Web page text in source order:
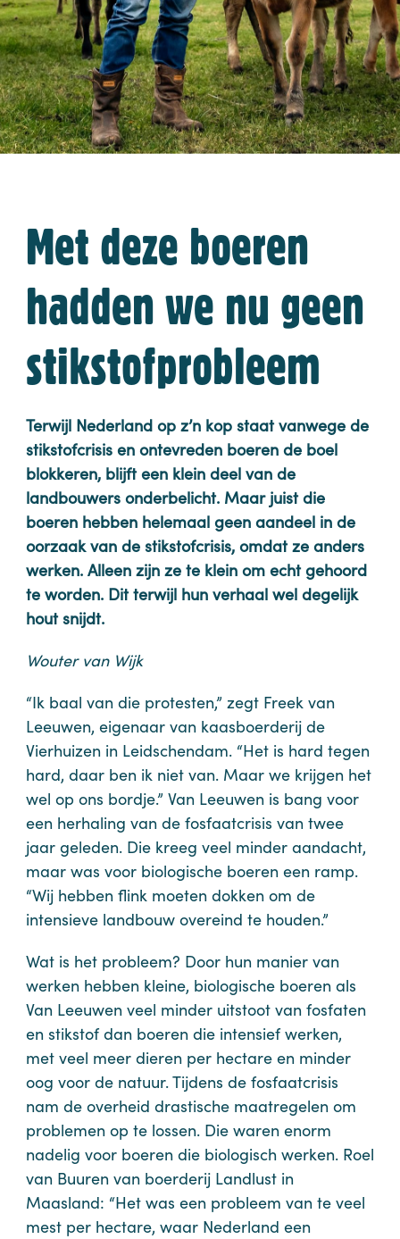
Met deze boeren
hadden we nu geen
stikstofprobleem
Terwijl Nederland op z’n kop staat vanwege de
stikstofcrisis en ontevreden boeren de boel
blokkeren, blijft een klein deel van de
landbouwers onderbelicht. Maar juist die
boeren hebben helemaal geen aandeel in de
oorzaak van de stikstofcrisis, omdat ze anders
werken. Alleen zijn ze te klein om echt gehoord
te worden. Dit terwijl hun verhaal wel degelijk
hout snijdt.
Wouter van Wijk
“Ik baal van die protesten,” zegt Freek van
Leeuwen, eigenaar van kaasboerderij de
Vierhuizen in Leidschendam. “Het is hard tegen
hard, daar ben ik niet van. Maar we krijgen het
wel op ons bordje.” Van Leeuwen is bang voor
een herhaling van de fosfaatcrisis van twee
jaar geleden. Die kreeg veel minder aandacht,
maar was voor biologische boeren een ramp.
“Wij hebben flink moeten dokken om de
intensieve landbouw overeind te houden.”
Wat is het probleem? Door hun manier van
werken hebben kleine, biologische boeren als
Van Leeuwen veel minder uitstoot van fosfaten
en stikstof dan boeren die intensief werken,
met veel meer dieren per hectare en minder
oog voor de natuur. Tijdens de fosfaatcrisis
nam de overheid drastische maatregelen om
problemen op te lossen. Die waren enorm
nadelig voor boeren die biologisch werken. Roel
van Buuren van boerderij Landlust in
Maasland: “Het was een probleem van te veel
mest per hectare, waar Nederland een